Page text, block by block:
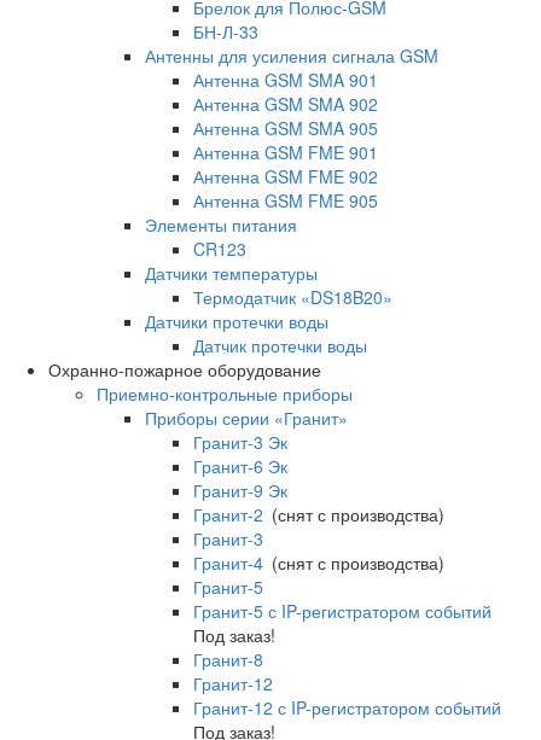
Брелок для Полюс-GSM
БН-Л-33
Антенны для усиления сигнала GSM
Антенна GSM SMA 901
Антенна GSM SMA 902
Антенна GSM SMA 905
Антенна GSM FME 901
Антенна GSM FME 902
Антенна GSM FME 905
Элементы питания
CR123
Датчики температуры
Термодатчик «DS18B20»
Датчики протечки воды
Датчик протечки воды
Охранно-пожарное оборудование
Приемно-контрольные приборы
Приборы серии «Гранит»
Гранит-3 Эк
Гранит-6 Эк
Гранит-9 Эк
Гранит-2 (снят с производства)
Гранит-3
Гранит-4 (снят с производства)
Гранит-5
Гранит-5 с IP-регистратором событий
Под заказ!
Гранит-8
Гранит-12
Гранит-12 с IP-регистратором событий
Под заказ!